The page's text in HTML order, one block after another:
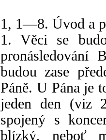
1, 1—8. Úvod a
1. Věci se
pronásledování
budou zase
Páně. U Pána je
jeden den (viz
spojený s
blízký, neboť